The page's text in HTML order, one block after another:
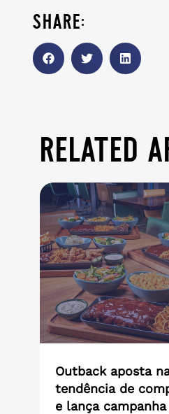
share:
related
Outback aposta
tendência de
e lança campanha